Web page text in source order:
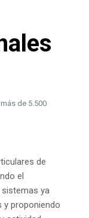
de 5.500
de
el
ya
y proponiendo